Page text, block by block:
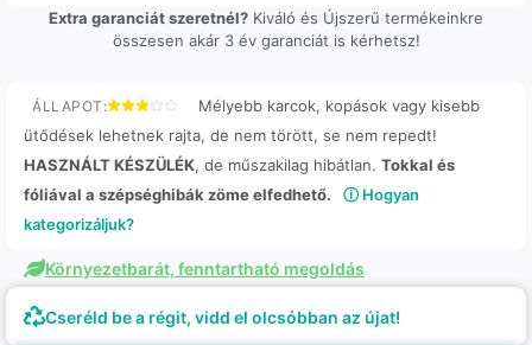
Extra garanciát szeretnél? Kiváló és Újszerű termékeinkre
összesen akár 3 év garanciát is kérhetsz!
ÁLLAPOT:
Mélyebb karcok, kopások vagy kisebb
ütődések lehetnek rajta, de nem törött, se nem repedt!
HASZNÁLT KÉSZÜLÉK, de műszakilag hibátlan. Tokkal és
fóliával a szépséghibák zöme elfedhető.
ⓘ Hogyan
kategorizáljuk?
Környezetbarát, fenntartható megoldás
Cseréld be a régit, vidd el olcsóbban az újat!